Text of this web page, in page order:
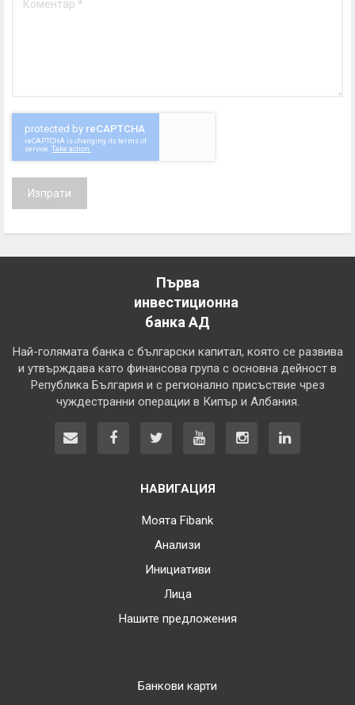
Изпрати
Първа
инвестиционна
банка АД
Най-голямата банка с български капитал, която се развива
и утвърждава като финансова група с основна дейност в
Република България и с регионално присъствие чрез
чуждестранни операции в Кипър и Албания.
НАВИГАЦИЯ
Моята Fibank
Анализи
Инициативи
Лица
Нашите предложения
Банкови карти